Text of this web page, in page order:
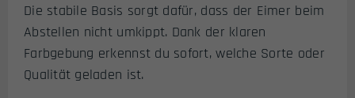
Die stabile Basis sorgt dafür, dass der Eimer beim
Abstellen nicht umkippt. Dank der klaren
Farbgebung erkennst du sofort, welche Sorte oder
Qualität geladen ist.